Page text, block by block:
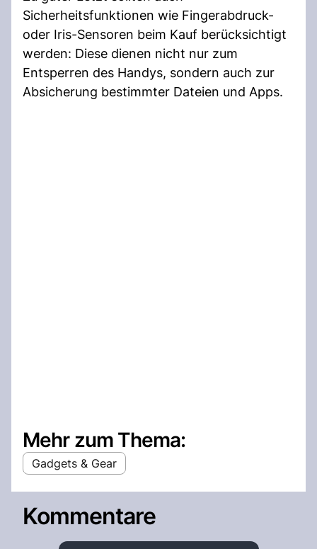
Sicherheitsfunktionen wie Fingerabdruck-
oder Iris-Sensoren beim Kauf berücksichtigt
werden: Diese dienen nicht nur zum
Entsperren des Handys, sondern auch zur
Absicherung bestimmter Dateien und Apps.
Mehr zum Thema:
Gadgets & Gear
Kommentare